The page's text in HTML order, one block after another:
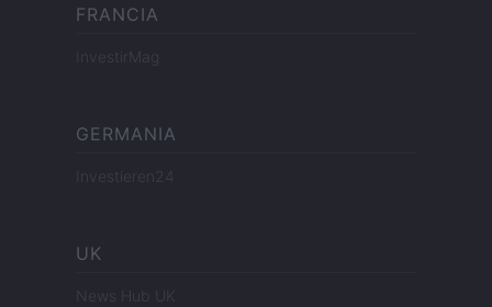
FRANCIA
InvestirMag
GERMANIA
Investieren24
UK
News Hub UK